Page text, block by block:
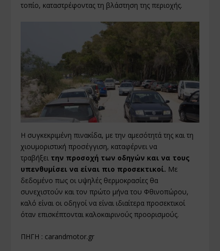
τοπίο, καταστρέφοντας τη βλάστηση της περιοχής.
Η συγκεκριμένη πινακίδα, με την αμεσότητά της και τη
χιουμοριστική προσέγγιση, καταφέρνει να
τραβήξει την προσοχή των οδηγών και να τους
υπενθυμίσει να είναι πιο προσεκτικοί. Με
δεδομένο πως οι υψηλές θερμοκρασίες θα
συνεχιστούν και τον πρώτο μήνα του Φθινοπώρου,
καλό είναι οι οδηγοί να είναι ιδιαίτερα προσεκτικοί
όταν επισκέπτονται καλοκαιρινούς προορισμούς.
ΠΗΓΗ : carandmotor.gr